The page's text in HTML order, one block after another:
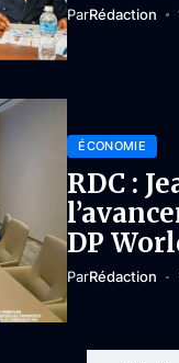
ParRédaction
ÉCONOMIE
RDC :
DP
ParRédaction